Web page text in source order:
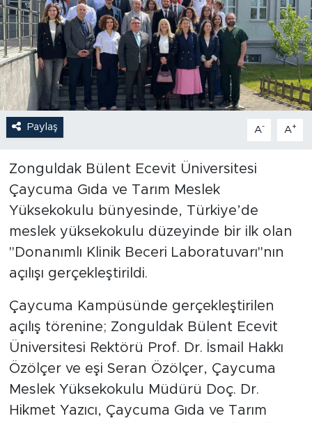
Paylaş A- A+
Zonguldak Bülent Ecevit Üniversitesi
Çaycuma Gıda ve Tarım Meslek
Yüksekokulu bünyesinde, Türkiye’de
meslek yüksekokulu düzeyinde bir ilk olan
"Donanımlı Klinik Beceri Laboratuvarı"nın
açılışı gerçekleştirildi.
Çaycuma Kampüsünde gerçekleştirilen
açılış törenine; Zonguldak Bülent Ecevit
Üniversitesi Rektörü Prof. Dr. İsmail Hakkı
Özölçer ve eşi Seran Özölçer, Çaycuma
Meslek Yüksekokulu Müdürü Doç. Dr.
Hikmet Yazıcı, Çaycuma Gıda ve Tarım